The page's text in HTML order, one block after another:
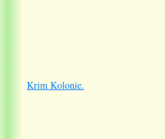
Krim Kolonie.